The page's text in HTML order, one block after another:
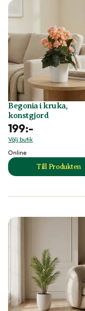
Begonia i kruka,
konstgjord
199:-
Välj butik
Online
Till Produkten
till